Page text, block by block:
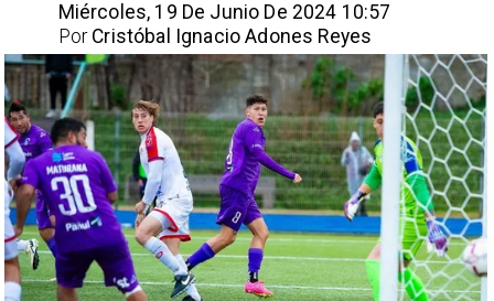
Miércoles, 19 De Junio De 2024 10:57
Cristóbal Ignacio Adones Reyes
Por